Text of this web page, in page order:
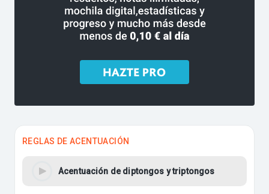
REGLAS DE ACENTUACIÓN
Acentuación de diptongos y triptongos